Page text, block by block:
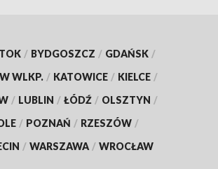
/ BYDGOSZCZ / GDAŃSK /
WLKP. / KATOWICE / KIELCE /
/ LUBLIN / ŁÓDŹ / OLSZTYN /
/ POZNAŃ / RZESZÓW /
/ WARSZAWA / WROCŁAW